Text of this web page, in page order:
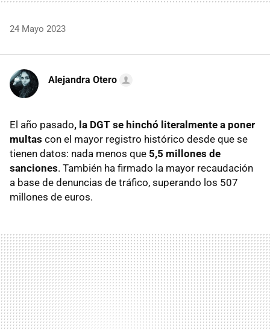
24 Mayo 2023
Alejandra Otero
El año pasado, la DGT se hinchó literalmente a poner
multas con el mayor registro histórico desde que se
tienen datos: nada menos que 5,5 millones de
sanciones. También ha firmado la mayor recaudación
a base de denuncias de tráfico, superando los 507
millones de euros.